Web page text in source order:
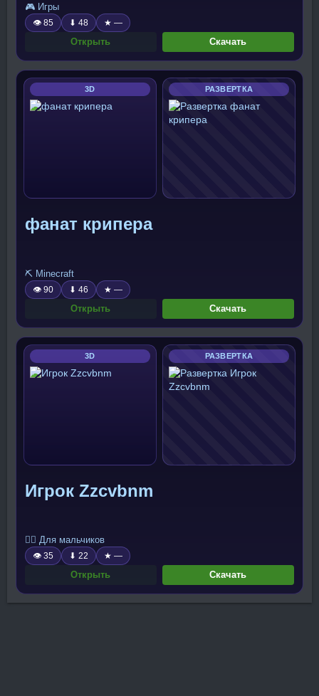
🎮 Игры
👁 85 ⬇ 48 ★ —
Открыть Скачать
3D РАЗВЕРТКА
фанат крипера
⛏️ Minecraft
👁 90 ⬇ 46 ★ —
Открыть Скачать
3D РАЗВЕРТКА
Игрок Zzcvbnm
🧍‍♂️ Для мальчиков
👁 35 ⬇ 22 ★ —
Открыть Скачать